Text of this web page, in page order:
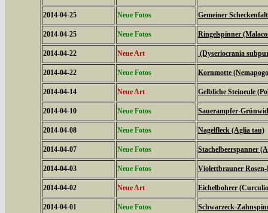
2014-04-25 Neue Fotos Gemeiner
2014-04-25 Neue Fotos Ringelspinner
2014-04-22 Neue Art (Dyseriocrania
2014-04-22 Neue Fotos Kornmotte
2014-04-14 Neue Art Gelbliche Steineule
2014-04-10 Neue Fotos Sauerampfer-
2014-04-08 Neue Fotos Nagelfleck (Aglia tau)
2014-04-07 Neue Fotos Stachelbeerspanner
2014-04-03 Neue Fotos Violettbrauner
2014-04-02 Neue Art Eichelbohrer
2014-04-01 Neue Fotos Schwarzeck-